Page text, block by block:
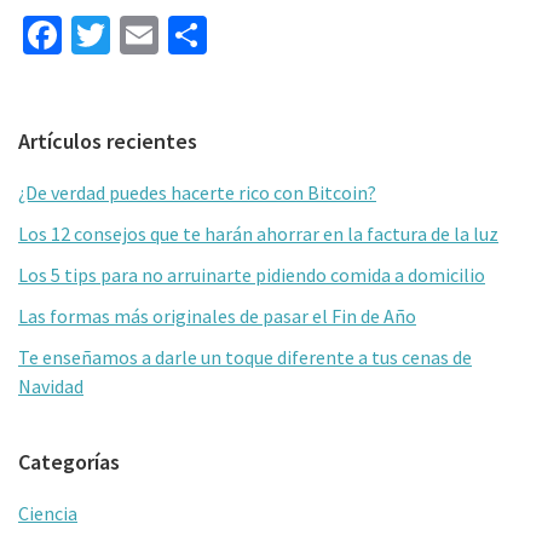
Fa
o
o
k
T
er
E
l
ar
tir
Barra
lateral
primaria
Artículos recientes
¿De verdad puedes hacerte rico con Bitcoin?
Los 12 consejos que te harán ahorrar en la factura de la luz
Los 5 tips para no arruinarte pidiendo comida a domicilio
Las formas más originales de pasar el Fin de Año
Te enseñamos a darle un toque diferente a tus cenas de
Navidad
Categorías
Ciencia